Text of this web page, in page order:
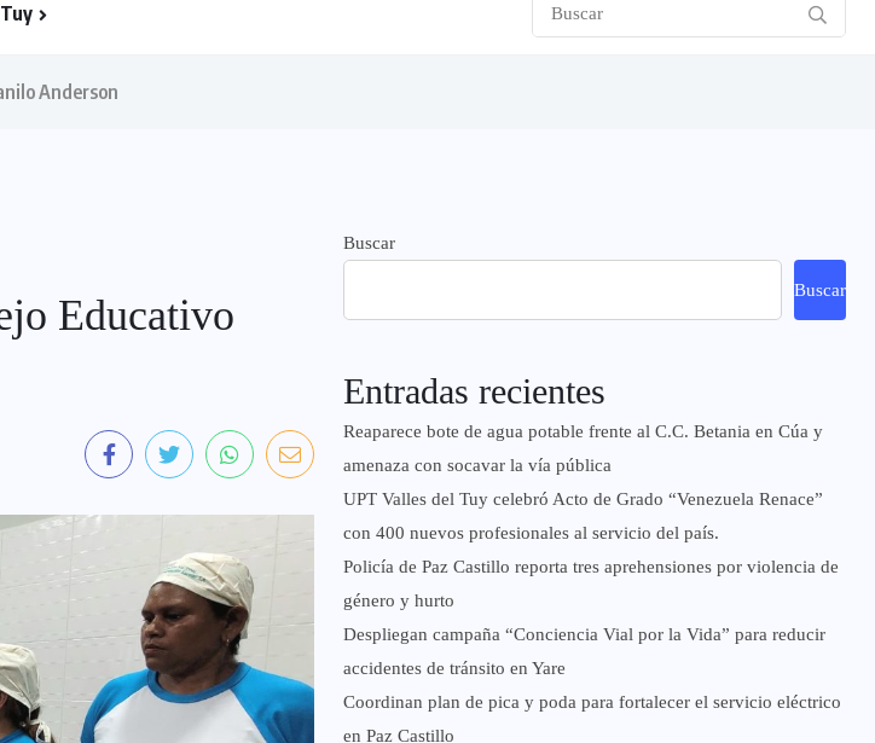
Anderson
Educativo
Buscar
Buscar
Entradas recientes
Reaparece bote de agua potable frente al C.C. Betania en Cúa y
amenaza con socavar la vía pública
UPT Valles del Tuy celebró Acto de Grado “Venezuela Renace”
con 400 nuevos profesionales al servicio del país.
‎Policía de Paz Castillo reporta tres aprehensiones por violencia de
género y hurto
‎Despliegan campaña “Conciencia Vial por la Vida” para reducir
accidentes de tránsito en Yare
Coordinan plan de pica y poda para fortalecer el servicio eléctrico
en Paz Castillo